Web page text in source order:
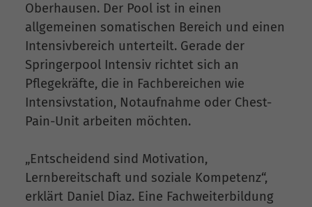
Oberhausen. Der Pool ist in einen
allgemeinen somatischen Bereich und einen
Intensivbereich unterteilt. Gerade der
Springerpool Intensiv richtet sich an
Pflegekräfte, die in Fachbereichen wie
Intensivstation, Notaufnahme oder Chest-
Pain-Unit arbeiten möchten.
„Entscheidend sind Motivation,
Lernbereitschaft und soziale Kompetenz“,
erklärt Daniel Diaz. Eine Fachweiterbildung